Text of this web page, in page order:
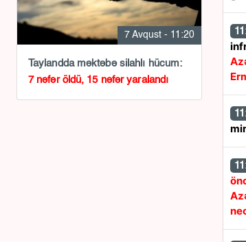
7 Avqust - 11:20
Taylandda məktəbə silahlı hücum:
7 nəfər öldü, 15 nəfər yaralandı